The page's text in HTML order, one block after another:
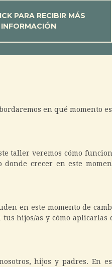
PARA RECIBIR MÁS
INFORMACIÓN
en qué momento
taller veremos cómo
crecer en este
en este momento de
hijos/as y cómo aplicarlas
hijos y padres. En